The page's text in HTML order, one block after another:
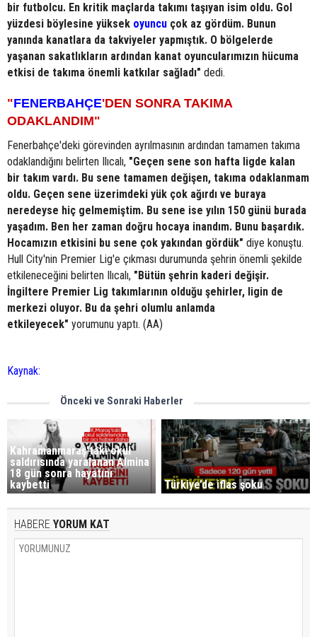
bir futbolcu. En kritik maçlarda takımı taşıyan isim oldu. Gol
yüzdesi böylesine yüksek oyuncu çok az gördüm. Bunun
yanında kanatlara da takviyeler yapmıştık. O bölgelerde
yaşanan sakatlıkların ardından kanat oyuncularımızın hücuma
etkisi de takıma önemli katkılar sağladı" dedi.
"FENERBAHÇE'DEN SONRA TAKIMA
ODAKLANDIM"
Fenerbahçe'deki görevinden ayrılmasının ardından tamamen takıma
odaklandığını belirten Ilıcalı, "Geçen sene son hafta ligde kalan
bir takım vardı. Bu sene tamamen değişen, takıma odaklanmam
oldu. Geçen sene üzerimdeki yük çok ağırdı ve buraya
neredeyse hiç gelmemiştim. Bu sene ise yılın 150 günü burada
yaşadım. Ben her zaman doğru hocaya inandım. Bunu başardık.
Hocamızın etkisini bu sene çok yakından gördük" diye konuştu.
Hull City'nin Premier Lig'e çıkması durumunda şehrin önemli şekilde
etkileneceğini belirten Ilıcalı, "Bütün şehrin kaderi değişir.
İngiltere Premier Lig takımlarının olduğu şehirler, ligin de
merkezi oluyor. Bu da şehri olumlu anlamda
etkileyecek" yorumunu yaptı. (AA)
Kaynak:
Önceki ve Sonraki Haberler
Kahramanmaraş'taki okul
saldırısında yaralanan Almina
18 gün sonra hayatını
kaybetti
Türkiye’de iflas şoku
HABERE YORUM KAT